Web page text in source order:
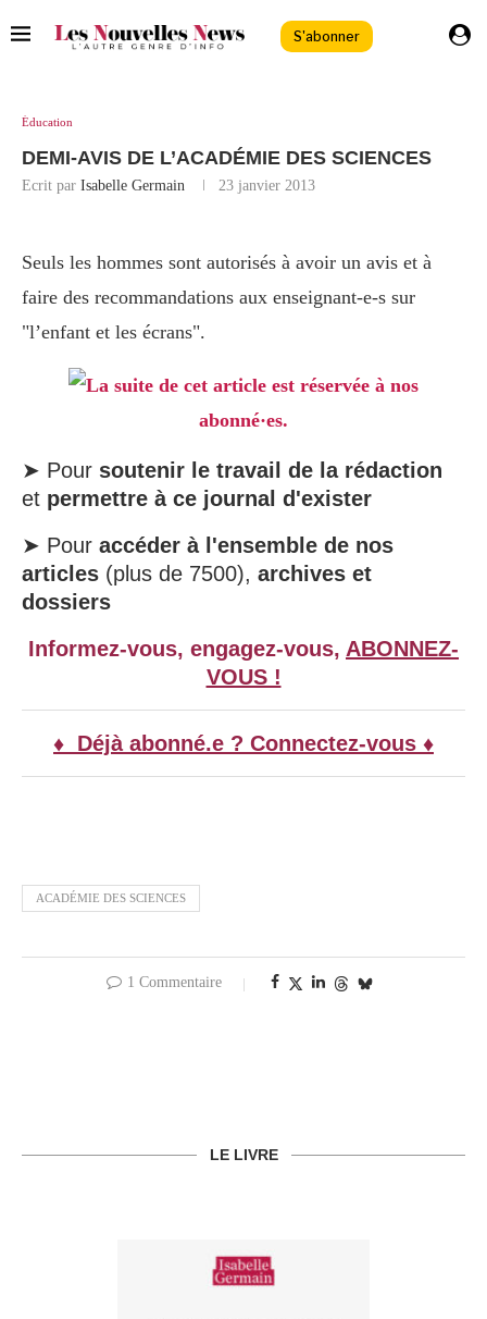
S'abonner
Éducation
DEMI-AVIS DE L’ACADÉMIE DES SCIENCES
Ecrit par Isabelle Germain 23 janvier 2013
Seuls les hommes sont autorisés à avoir un avis et à
faire des recommandations aux enseignant-e-s sur
"l’enfant et les écrans".
La suite de cet article est réservée à nos
abonné·es.
➤ Pour soutenir le travail de la rédaction
et permettre à ce journal d'exister
➤ Pour accéder à l'ensemble de nos
articles (plus de 7500), archives et
dossiers
Informez-vous, engagez-vous, ABONNEZ-
VOUS !
♦ Déjà abonné.e ? Connectez-vous ♦
ACADÉMIE DES SCIENCES
1 Commentaire
LE LIVRE